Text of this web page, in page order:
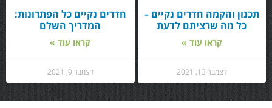
תכנון והקמה חדרים נקיים –
כל מה שרציתם לדעת
קראו עוד »
דצמבר 13, 2021
חדרים נקיים כל הפתרונות:
המדריך השלם
קראו עוד »
דצמבר 9, 2021